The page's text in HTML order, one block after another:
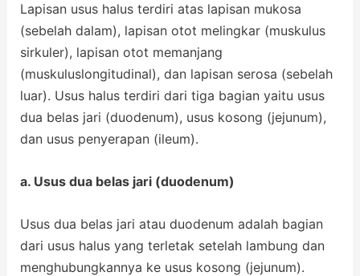
Lapisan usus halus terdiri atas lapisan mukosa
(sebelah dalam), lapisan otot melingkar (muskulus
sirkuler), lapisan otot memanjang
(muskuluslongitudinal), dan lapisan serosa (sebelah
luar). Usus halus terdiri dari tiga bagian yaitu usus
dua belas jari (duodenum), usus kosong (jejunum),
dan usus penyerapan (ileum).
a. Usus dua belas jari (duodenum)
Usus dua belas jari atau duodenum adalah bagian
dari usus halus yang terletak setelah lambung dan
menghubungkannya ke usus kosong (jejunum).